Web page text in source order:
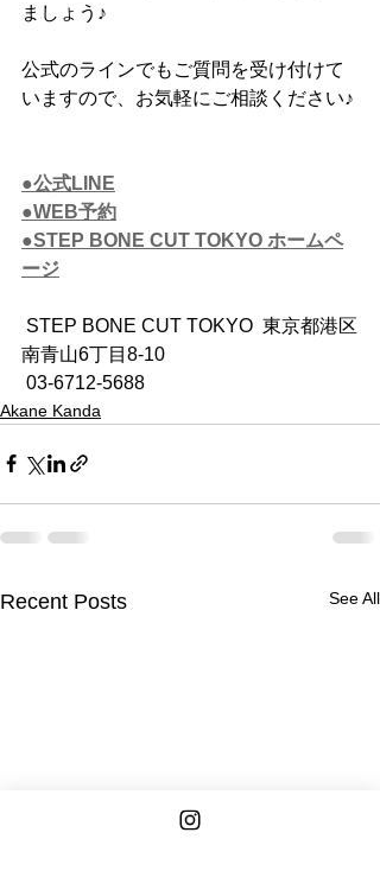
ましょう♪
公式のラインでもご質問を受け付けて
いますので、お気軽にご相談ください♪
●公式LINE
●WEB予約
●STEP BONE CUT TOKYO ホームペ
ージ
南青山6丁目8-10
03-6712-5688
Akane Kanda
Recent Posts See All